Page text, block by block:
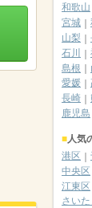
和歌山
宮城
山梨
石川
島根
愛媛
長崎
鹿児島
人気
港区
中央区
江東区
さい